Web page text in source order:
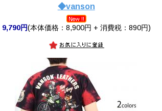
◆vanson
9,790円(本体価格：8,900円 + 消費税：890円)